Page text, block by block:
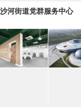
沙河街道党群服务中心